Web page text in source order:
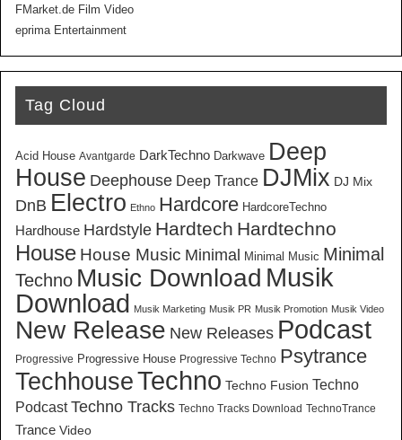
FMarket.de Film Video
eprima Entertainment
Tag Cloud
Acid House Avantgarde DarkTechno Darkwave Deep
House Deephouse Deep Trance DJMix DJ Mix
DnB Electro Ethno Hardcore HardcoreTechno
Hardhouse Hardstyle Hardtech Hardtechno
House House Music Minimal Minimal Music Minimal
Techno Music Download Musik
Download Musik Marketing Musik PR Musik Promotion Musik Video
New Release New Releases Podcast
Progressive Progressive House Progressive Techno Psytrance
TechhouseTechno Techno Fusion Techno
Podcast Techno Tracks Techno Tracks Download TechnoTrance
Trance Video